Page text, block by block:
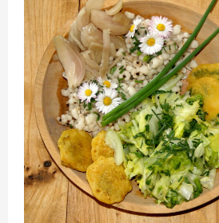
kruhu
–
léto
I.